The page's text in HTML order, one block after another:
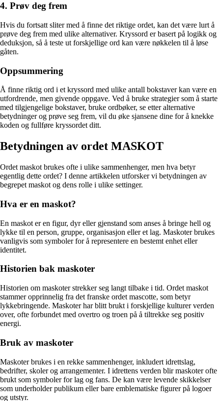
4. Prøv deg frem
Hvis du fortsatt sliter med å finne det riktige ordet, kan det være lurt å
prøve deg frem med ulike alternativer. Kryssord er basert på logikk og
deduksjon, så å teste ut forskjellige ord kan være nøkkelen til å løse
gåten.
Oppsummering
Å finne riktig ord i et kryssord med ulike antall bokstaver kan være en
utfordrende, men givende oppgave. Ved å bruke strategier som å starte
med tilgjengelige bokstaver, bruke ordbøker, se etter alternative
betydninger og prøve seg frem, vil du øke sjansene dine for å knekke
koden og fullføre kryssordet ditt.
Betydningen av ordet MASKOT
Ordet maskot brukes ofte i ulike sammenhenger, men hva betyr
egentlig dette ordet? I denne artikkelen utforsker vi betydningen av
begrepet maskot og dens rolle i ulike settinger.
Hva er en maskot?
En maskot er en figur, dyr eller gjenstand som anses å bringe hell og
lykke til en person, gruppe, organisasjon eller et lag. Maskoter brukes
vanligvis som symboler for å representere en bestemt enhet eller
identitet.
Historien bak maskoter
Historien om maskoter strekker seg langt tilbake i tid. Ordet maskot
stammer opprinnelig fra det franske ordet mascotte, som betyr
lykkebringende. Maskoter har blitt brukt i forskjellige kulturer verden
over, ofte forbundet med overtro og troen på å tiltrekke seg positiv
energi.
Bruk av maskoter
Maskoter brukes i en rekke sammenhenger, inkludert idrettslag,
bedrifter, skoler og arrangementer. I idrettens verden blir maskoter ofte
brukt som symboler for lag og fans. De kan være levende skikkelser
som underholder publikum eller bare emblematiske figurer på logoer
og utstyr.